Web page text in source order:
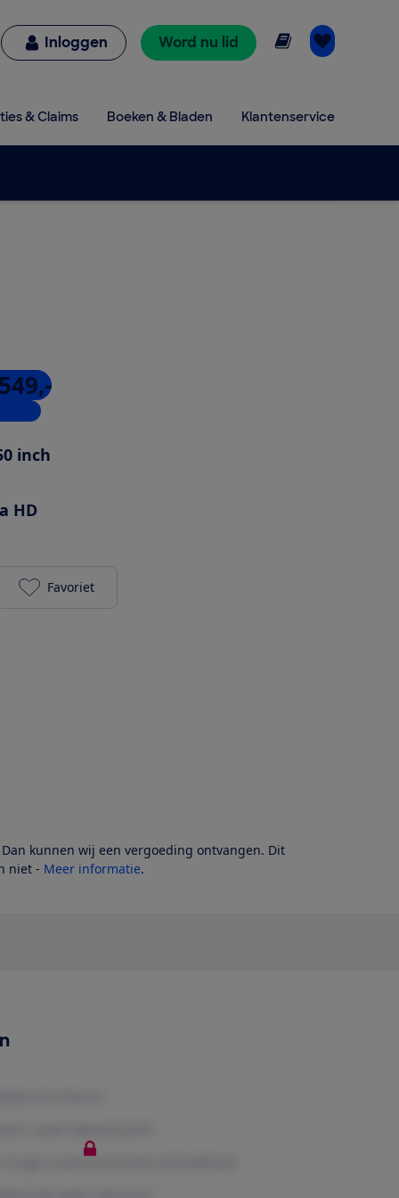
Inloggen Word nu lid Online lezen
& Claims Boeken & Bladen Klantenservice
inch
HD
Sony K-50S32 toevoegen aan je favorieten
Favoriet
kunnen wij een vergoeding ontvangen. Dit
niet - Meer informatie.